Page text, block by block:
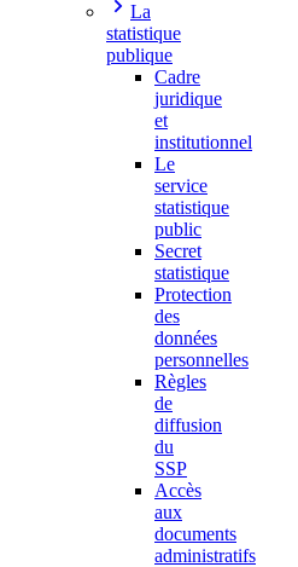
La
statistique
publique
Cadre
juridique
et
institutionnel
Le
service
statistique
public
Secret
statistique
Protection
des
données
personnelles
Règles
de
diffusion
du
SSP
Accès
aux
documents
administratifs